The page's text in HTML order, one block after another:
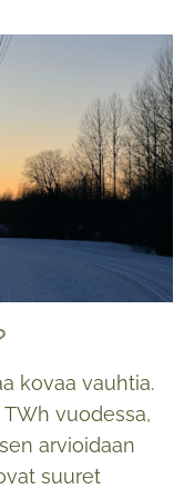
kovaa vauhtia.
vuodessa,
arvioidaan
suuret